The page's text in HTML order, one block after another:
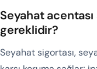
Seyahat
gereklidir?
Seyahat sigortası,